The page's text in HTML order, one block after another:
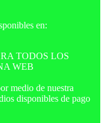
en:
TODOS LOS
WEB
medio de nuestra
disponibles de pago